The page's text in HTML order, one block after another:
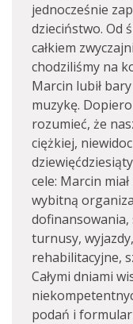
jednocześnie
dzieciństwo. Od
całkiem
chodziliśmy na
Marcin lubił
muzykę.
rozumieć, że
ciężkiej,
cele: Marcin
wybitną
dofinansowania,
turnusy,
rehabilitacyjne,
Całymi dniami
podań i